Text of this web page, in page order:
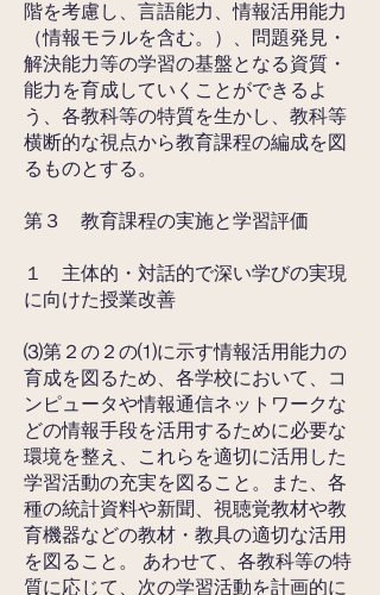
階を考慮し、言語能力、情報活用能力
（情報モラルを含む。）、
問題発見・
解決能力等の学習の基盤となる資質・
能力を育成していくことができるよ
う、各教科等の特質を生かし、教科等
横断的な視点から教育課程の編成を図
るものとする。
第３ 教育課程の実施と学習評価
１ 主体的・対話的で深い学びの実現
に向けた授業改善
⑶第２の２の⑴に示す情報活用能力の
育成を図るため、各学校において、コ
ンピュータや情報通信ネットワークな
どの情報手段を活用するために必要な
環境を整え、これらを適切に活用した
学習活動の充実を図ること。また、各
種の統計資料や新聞、視聴覚教材や教
育機器などの教材・教具の適切な活用
を図ること。 あわせて、各教科等の特
質に応じて、次の学習活動を計画的に